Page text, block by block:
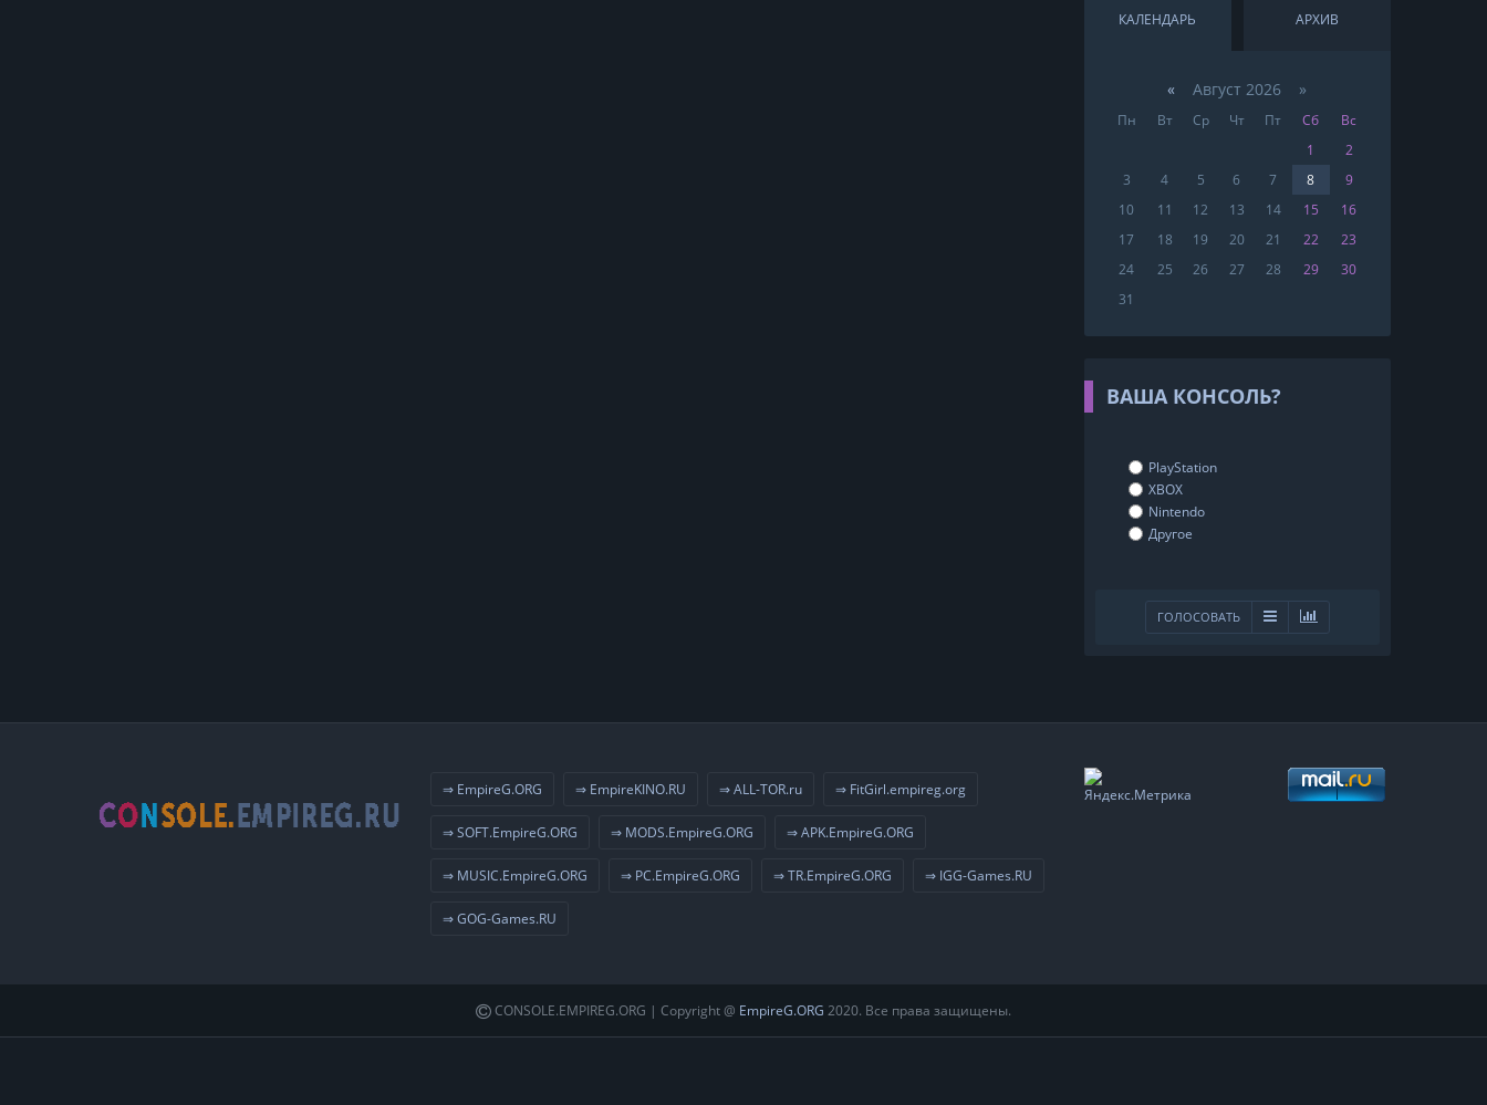
КАЛЕНДАРЬ АРХИВ
« Август 2026 »
Пн Вт Ср Чт Пт Сб
Вс
1
2
3
4 5 6 7 8
9
10
11 12 13 14 15
16
17
18 19 20 21 22
23
24
25 26 27 28 29
30
31
ВАША КОНСОЛЬ?
PlayStation
XBOX
Nintendo
Другое
ГОЛОСОВАТЬ
⇒ EmpireG.ORG ⇒ EmpireKINO.RU ⇒ ALL-TOR.ru ⇒ FitGirl.empireg.org
⇒ SOFT.EmpireG.ORG ⇒ MODS.EmpireG.ORG ⇒ APK.EmpireG.ORG
⇒ MUSIC.EmpireG.ORG ⇒ PC.EmpireG.ORG ⇒ TR.EmpireG.ORG ⇒ IGG-Games.RU
⇒ GOG-Games.RU
CONSOLE.EMPIREG.ORG | Copyright @ EmpireG.ORG 2020. Все права защищены.